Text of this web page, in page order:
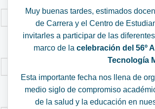
Muy buenas tardes, estimados
de Carrera y el Centro de
invitarles a participar de las
marco de la celebración del 56º
Tecnología
Esta importante fecha nos llena de
medio siglo de compromiso
de la salud y la educación en